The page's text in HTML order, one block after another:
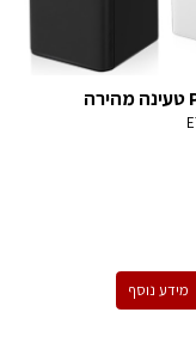
מידע נוסף